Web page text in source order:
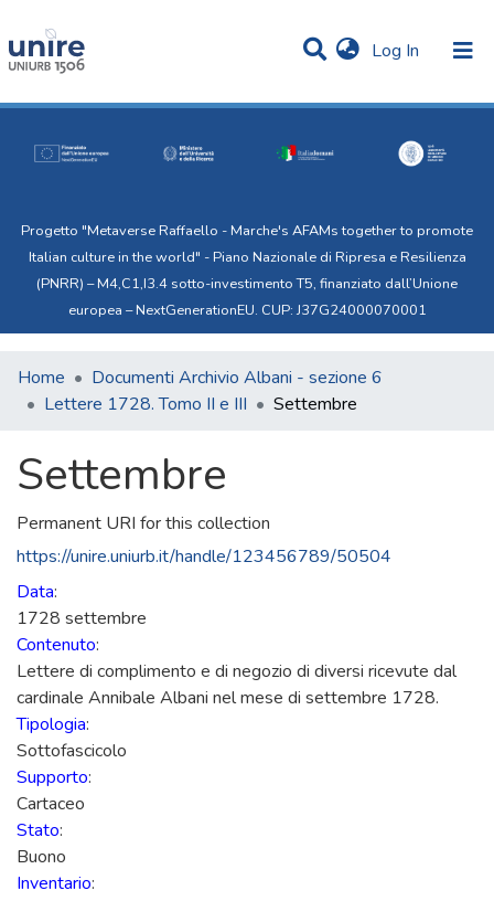
Log In (current)
Statistics
Progetto "Metaverse Raffaello - Marche's AFAMs together to promote
Italian culture in the world" - Piano Nazionale di Ripresa e Resilienza
(PNRR) – M4,C1,I3.4 sotto-investimento T5, finanziato dall’Unione
europea – NextGenerationEU. CUP: J37G24000070001
Home
Documenti Archivio Albani - sezione 6
Lettere 1728. Tomo II e III
Settembre
Settembre
Permanent URI for this collection
https://unire.uniurb.it/handle/123456789/50504
Data:
1728 settembre
Contenuto:
Lettere di complimento e di negozio di diversi ricevute dal
cardinale Annibale Albani nel mese di settembre 1728.
Tipologia:
Sottofascicolo
Supporto:
Cartaceo
Stato:
Buono
Inventario: